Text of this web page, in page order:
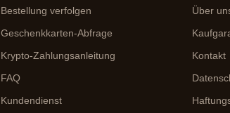
Bestellung verfolgen
Geschenkkarten-Abfrage
Krypto-Zahlungsanleitung
FAQ
Kundendienst
Über
Kontakt